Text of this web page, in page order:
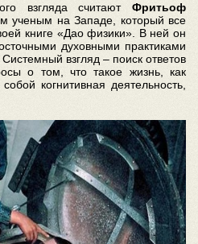
взгляда считают Фритьоф
ученым на Западе, который все
книге «Дао физики». В ней он
духовными практиками
взгляд – поиск ответов
о том, что такое жизнь, как
когнитивная деятельность,